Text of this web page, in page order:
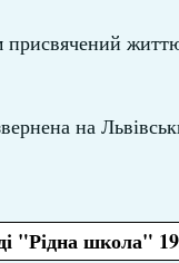
на
"Рідна школа"